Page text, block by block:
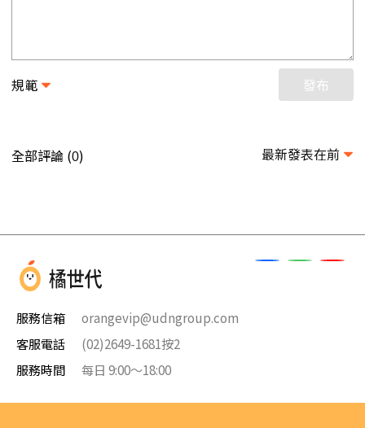
規範 發布
全部評論 (0) 最新發表在前
服務信箱
orangevip@udngroup.com
客服電話
(02)2649-1681按2
服務時間
每日 9:00～18:00